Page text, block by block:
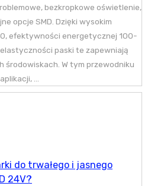
bezkropkowe oświetlenie,
opcje SMD. Dzięki wysokim
efektywności energetycznej 100-
paski te zapewniają
środowiskach. W tym przewodniku
...
do trwałego i jasnego
24V?